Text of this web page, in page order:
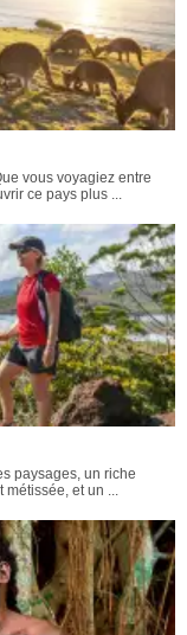
vous voyagiez entre
ce pays plus ...
paysages, un riche
et un ...